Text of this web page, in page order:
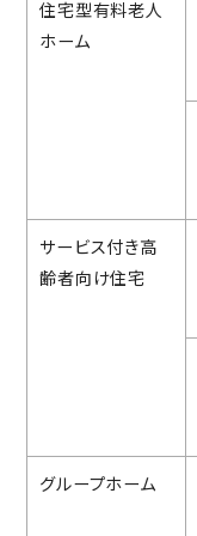
住宅型有料老人
ホーム
サービス付き高
齢者向け住宅
グループホーム